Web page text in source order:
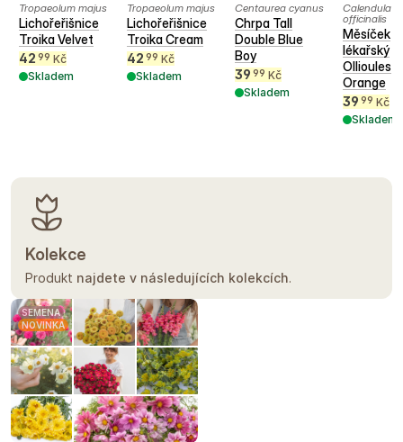
Tropaeolum majus
Lichořeřišnice
Troika Velvet
42 99 Kč
Skladem
Tropaeolum majus
Lichořeřišnice
Troika Cream
42 99 Kč
Skladem
Centaurea cyanus
Chrpa Tall
Double Blue
Boy
39 99 Kč
Skladem
Calendula
officinalis
Měsíček
lékařský
Ollioules
Orange
39 99 Kč
Skladem
Kolekce
Produkt najdete v následujících kolekcích.
SEMENA
NOVINKA